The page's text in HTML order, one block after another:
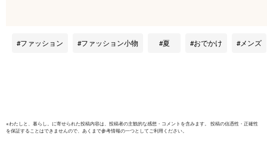
記念日 お祝い 退職
念 お祝
ファッション ファッション小物 夏 おでかけ メンズ
※わたしと、暮らし。 に寄せられた投稿内容は、投稿者の主観的な感想・コメントを含みます。 投稿の信憑性・正確性
を保証することはできませんので、あくまで参考情報の一つとしてご利用ください。